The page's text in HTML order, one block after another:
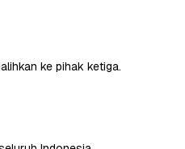
ke pihak ketiga.